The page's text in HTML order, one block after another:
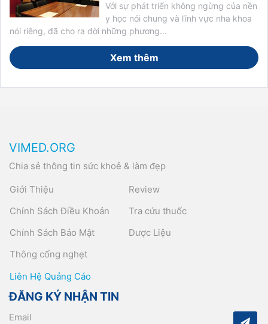
Với sự phát triển không ngừng của nền
y học nói chung và lĩnh vực nha khoa
nói riêng, đã cho ra đời những phương...
Xem thêm
VIMED.ORG
Chia sẻ thông tin sức khoẻ & làm đẹp
Giới Thiệu
Chính Sách Điều Khoản
Chính Sách Bảo Mật
Thông cống nghẹt
Review
Tra cứu thuốc
Dược Liệu
Liên Hệ Quảng Cáo
ĐĂNG KÝ NHẬN TIN
Email